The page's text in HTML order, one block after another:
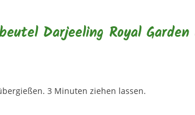
Darjeeling Royal
3 Minuten ziehen lassen.